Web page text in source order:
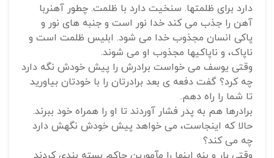
دارد برای ظلمتها. سنخیت دارد با ظلمت. چطور آهنربا
آهن را جذب می کند خدا نور است و جنبه های نور و
پاکی انسان مجذوب خدا می شود. ابلیس ظلمت است و
ناپاک، و ناپاکیها مجذوب او می شوند.
وقتی یوسف می خواست برادرش را پیش خودش نگه دارد
چه کرد؟ گفت دفعه ی بعد برادرتان را با خودتان بیاورید
تا شما را راه دهم.
برادرها هم به پدر فشار آوردند تا او را همراه خود ببرند.
حالا که اینجاست، می خواهد پیش خودش نگهش دارد
چه می کند؟
وقتی بار و بنه اینها را مآمورین حاکم بسته بندی کردند